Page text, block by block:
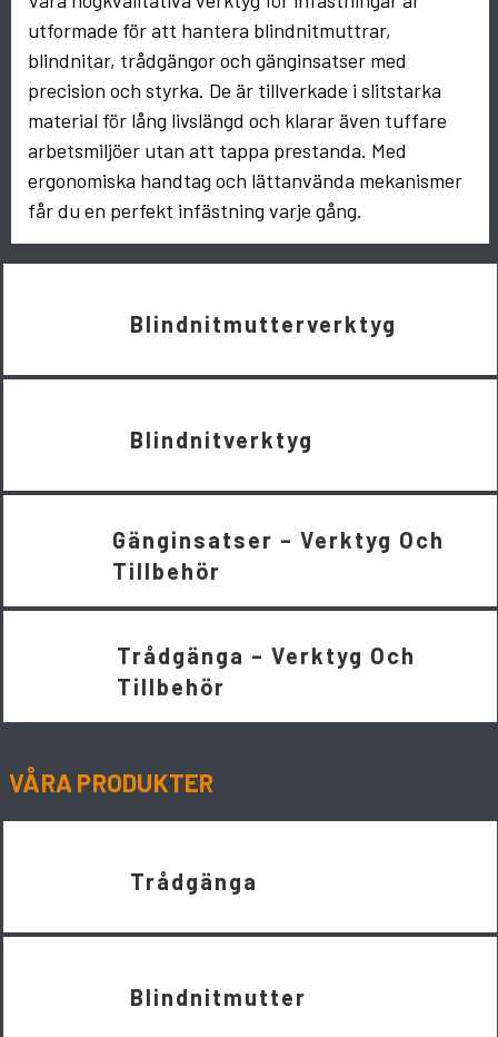
utformade för att hantera blindnitmuttrar,
blindnitar, trådgängor och gänginsatser med
precision och styrka. De är tillverkade i slitstarka
material för lång livslängd och klarar även tuffare
arbetsmiljöer utan att tappa prestanda. Med
ergonomiska handtag och lättanvända mekanismer
får du en perfekt infästning varje gång.
Blindnitmutterverktyg
Blindnitverktyg
Gänginsatser – Verktyg Och
Tillbehör
Trådgänga – Verktyg Och
Tillbehör
VÅRA PRODUKTER
Trådgänga
Blindnitmutter